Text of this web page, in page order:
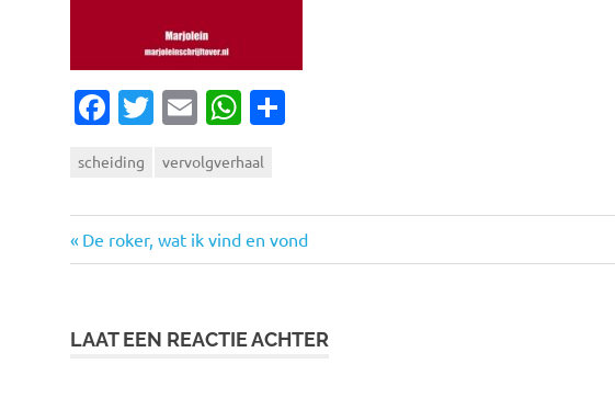
Facebook
Twitter
EmailWhatsApp
scheiding vervolgverhaal
Bericht
Vorige
bericht:
De roker, wat ik vind en vond
LAAT EEN REACTIE ACHTER